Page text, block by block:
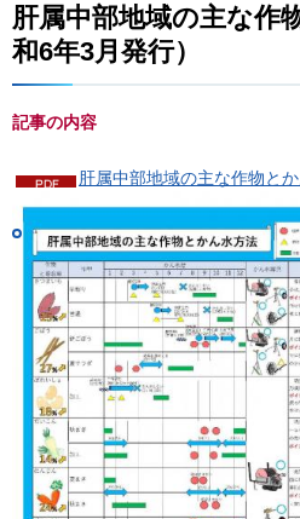
肝属中部地域の主な作
和6年3月発行）
記事の内容
肝属中部地域の主な作物と